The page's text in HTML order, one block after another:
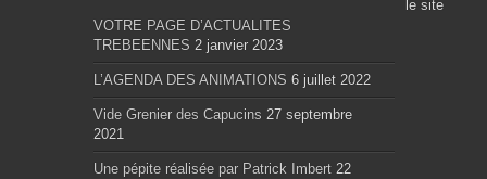
VOTRE PAGE D’ACTUALITES
TREBEENNES 2 janvier 2023
L’AGENDA DES ANIMATIONS 6 juillet 2022
Vide Grenier des Capucins 27 septembre
2021
Une pépite réalisée par Patrick Imbert 22
le site